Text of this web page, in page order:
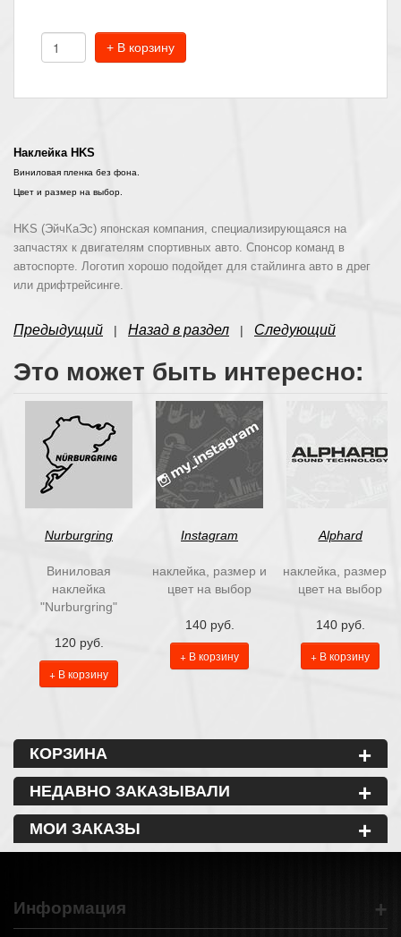
+ В корзину
Наклейка HKS
Виниловая пленка без фона.
Цвет и размер на выбор.
HKS (ЭйчКаЭс) японская компания, специализирующаяся на
запчастях к двигателям спортивных авто. Спонсор команд в
автоспорте. Логотип хорошо подойдет для стайлинга авто в дрег
или дрифтрейсинге.
Предыдущий | Назад в раздел | Следующий
Это может быть интересно:
Nurburgring
Виниловая
наклейка
"Nurburgring"
120 руб.
+ В корзину
Instagram
наклейка, размер и
цвет на выбор
140 руб.
+ В корзину
Alphard
наклейка, размер и
цвет на выбор
140 руб.
+ В корзину
КОРЗИНА +
НЕДАВНО ЗАКАЗЫВАЛИ +
МОИ ЗАКАЗЫ +
Информация
+